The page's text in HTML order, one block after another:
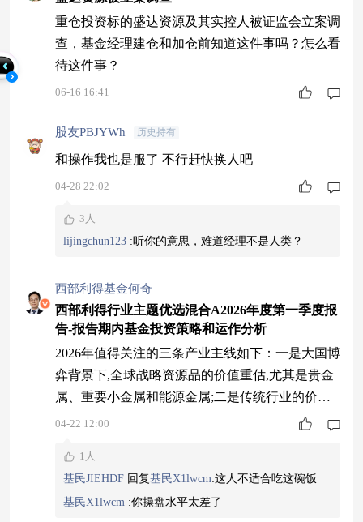
重仓投资标的盛达资源及其实控人被证监会立案调
查，基金经理建仓和加仓前知道这件事吗？怎么看
待这件事？
06-16 16:41
股友PBJYWh 历史持有
和操作我也是服了 不行赶快换人吧
04-28 22:02
3人
lijingchun123 :听你的意思，难道经理不是人类？
西部利得基金何奇
西部利得行业主题优选混合A2026年度第一季度报
告-报告期内基金投资策略和运作分析
2026年值得关注的三条产业主线如下：一是大国博
弈背景下,全球战略资源品的价值重估,尤其是贵金
属、重要小金属和能源金属;二是传统行业的价值
龙头或迎来"剩者为王"的"反内卷"机遇;三是AI产
王"第二阶段的产业机会。一季度考虑到西半球和
中东的地缘政治事件影响较大,我们判断黄金为代
表的战略资源品景气度较高,因此大幅增加了对贵
04-22 12:00
1人
基民JIEHDF 回复基民X1lwcm:这人不适合吃这碗饭
基民X1lwcm :你操盘水平太差了